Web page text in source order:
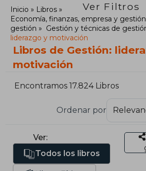
Ver Filtros
Inicio
Libros
Economía, finanzas, empresa y gestión
gestión
Gestión y técnicas de
liderazgo y motivación
Libros de Gestión:
motivación
Encontramos 17.824 Libros
Ordenar por
Ver:
Todos los libros